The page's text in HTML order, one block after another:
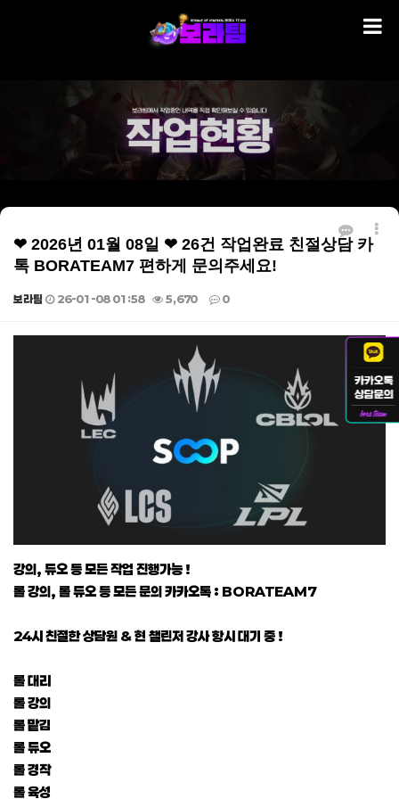
❤ 2026년 01월 08일 ❤ 26건 작업완료 친절상담 카
톡 BORATEAM7 편하게 문의주세요!
보라팀 26-01-08 01:58 5,670 0
강의, 듀오 등 모든 작업 진행가능 !
롤 강의, 롤 듀오 등 모든 문의 카카오톡 : BORATEAM7
24시 친절한 상담원 & 현 챌린저 강사 항시 대기 중 !
롤 대리
롤 강의
롤 맡김
롤 듀오
롤 경작
롤 육성